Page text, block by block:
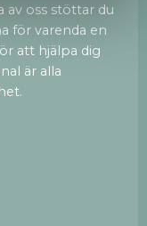
av oss stöttar du
för varenda en
att hjälpa dig
är alla